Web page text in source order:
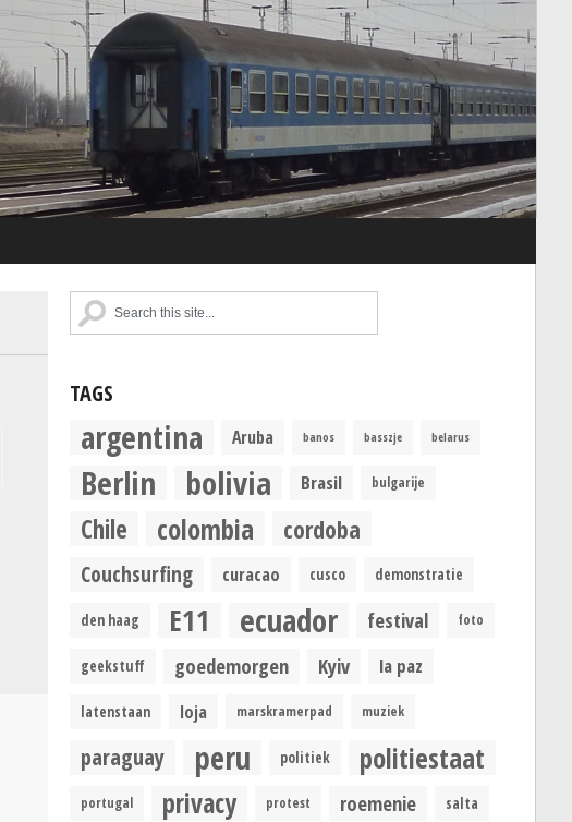
TAGS
argentina Aruba banos basszje belarus
Berlin bolivia Brasil bulgarije
Chile colombia cordoba
Couchsurfing curacao cusco demonstratie
den haag E11 ecuador festival foto
geekstuff goedemorgen Kyiv la paz
latenstaan loja marskramerpad muziek
paraguay peru politiek politiestaat
portugal privacy protest roemenie salta